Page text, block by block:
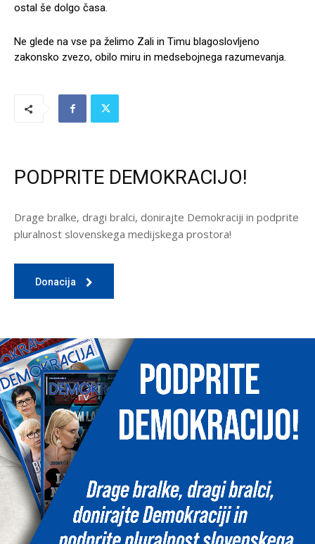
ostal še dolgo časa.
Ne glede na vse pa želimo Zali in Timu blagoslovljeno
zakonsko zvezo, obilo miru in medsebojnega razumevanja.
PODPRITE DEMOKRACIJO!
Drage bralke, dragi bralci, donirajte Demokraciji in podprite
pluralnost slovenskega medijskega prostora!
Donacija